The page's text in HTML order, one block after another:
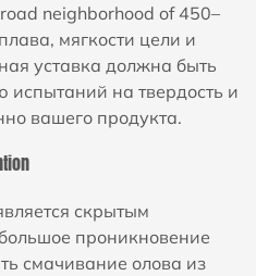
neighborhood of 450–
мягкости цели и
уставка должна быть
на твердость и
вашего продукта.
скрытым
проникновение
смачивание олова из